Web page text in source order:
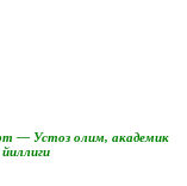
— Устоз олим, академик